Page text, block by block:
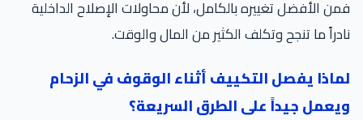
فمن الأفضل تغييره بالكامل، لأن محاولات الإصلاح الداخلية
نادراً ما تنجح وتكلف الكثير من المال والوقت.
لماذا يفصل التكييف أثناء الوقوف في الزحام
ويعمل جيداً على الطرق السريعة؟